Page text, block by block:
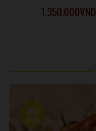
1.350.000VND
20
Th11